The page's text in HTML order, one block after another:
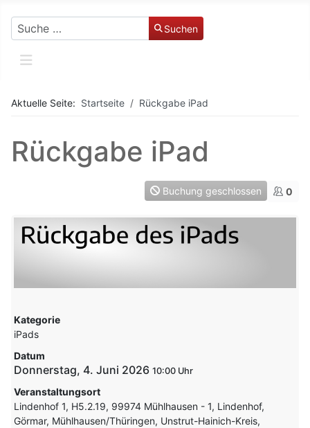
Suchen Suchen
Aktuelle Seite: Startseite Rückgabe iPad
Rückgabe iPad
Buchung geschlossen 0
Kategorie
iPads
Datum
Donnerstag, 4. Juni 2026 10:00
Veranstaltungsort
Lindenhof 1, H5.2.19, 99974 Mühlhausen - 1, Lindenhof,
Görmar, Mühlhausen/Thüringen, Unstrut-Hainich-Kreis,